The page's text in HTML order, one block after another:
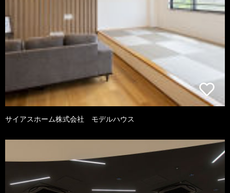
サイアスホーム株式会社 モデルハウス